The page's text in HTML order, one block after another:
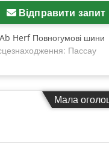
Відправити запит
Herf Повногумові шини
Пассау
Мала